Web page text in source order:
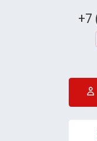
+7